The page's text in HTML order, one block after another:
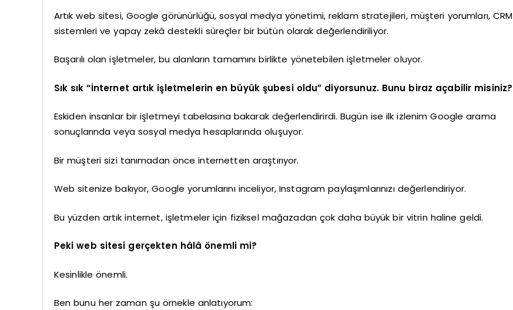
Artık web sitesi, Google görünürlüğü, sosyal medya yönetimi, reklam stratejileri, müşteri yorumları, CRM
sistemleri ve yapay zekâ destekli süreçler bir bütün olarak değerlendiriliyor.
Başarılı olan işletmeler, bu alanların tamamını birlikte yönetebilen işletmeler oluyor.
Sık sık “İnternet artık işletmelerin en büyük şubesi oldu” diyorsunuz. Bunu biraz açabilir misiniz?
Eskiden insanlar bir işletmeyi tabelasına bakarak değerlendirirdi. Bugün ise ilk izlenim Google arama
sonuçlarında veya sosyal medya hesaplarında oluşuyor.
Bir müşteri sizi tanımadan önce internetten araştırıyor.
Web sitenize bakıyor, Google yorumlarını inceliyor, Instagram paylaşımlarınızı değerlendiriyor.
Bu yüzden artık internet, işletmeler için fiziksel mağazadan çok daha büyük bir vitrin haline geldi.
Peki web sitesi gerçekten hâlâ önemli mi?
Kesinlikle önemli.
Ben bunu her zaman şu örnekle anlatıyorum: